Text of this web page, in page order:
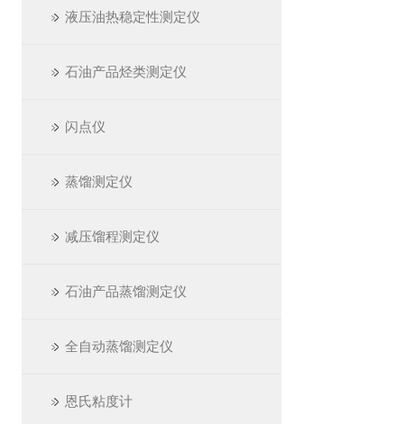
液压油热稳定性测定仪
石油产品烃类测定仪
闪点仪
蒸馏测定仪
减压馏程测定仪
石油产品蒸馏测定仪
全自动蒸馏测定仪
恩氏粘度计